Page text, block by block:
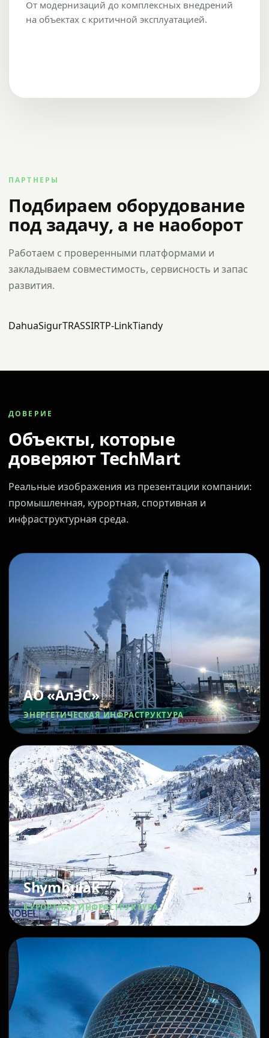
От модернизаций до комплексных внедрений
на объектах с критичной эксплуатацией.
ПАРТНЕРЫ
Подбираем оборудование
под задачу, а не наоборот
Работаем с проверенными платформами и
закладываем совместимость, сервисность и запас
развития.
DahuaSigurTRASSIRTP-LinkTiandy
ДОВЕРИЕ
Объекты, которые
доверяют TechMart
Реальные изображения из презентации компании:
промышленная, курортная, спортивная и
инфраструктурная среда.
АО «АлЭС»
ЭНЕРГЕТИЧЕСКАЯ ИНФРАСТРУКТУРА
Shymbulak
КУРОРТНАЯ ИНФРАСТРУКТУРА